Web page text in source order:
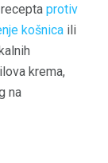
protiv
košnica ili
krema,
na